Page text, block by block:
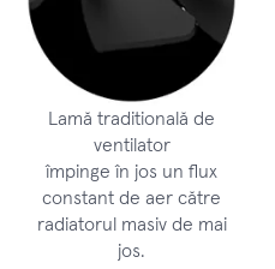
Lamă traditională de
ventilator
împinge în jos un flux
constant de aer către
radiatorul masiv de mai
jos.